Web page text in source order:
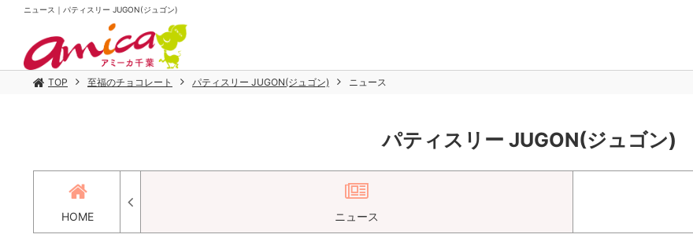
ニュース｜パティスリー JUGON(ジュゴン)
TOP 至福のチョコレート パティスリー JUGON(ジュゴン) ニュース
パティスリー JUGON(ジュゴン)
HOME ニュース